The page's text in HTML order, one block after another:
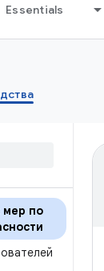
Essentials
мер по